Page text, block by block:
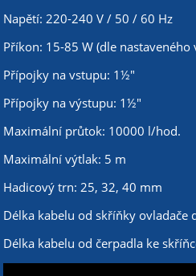
Napětí: 220-240 V / 50 / 60 Hz
Příkon: 15-85 W (dle nastaveného
Přípojky na vstupu: 1½"
Přípojky na výstupu: 1½"
Maximální průtok: 10000 l/hod.
Maximální výtlak: 5 m
Hadicový trn: 25, 32, 40 mm
Délka kabelu od skříňky ovladače
Délka kabelu od čerpadla ke